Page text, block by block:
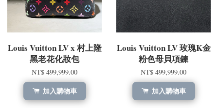
Louis Vuitton LV x 村上隆
黑老花化妝包
NT$ 499,999.00
加入購物車
Louis Vuitton LV 玫瑰K金
粉色母貝項鍊
NT$ 499,999.00
加入購物車